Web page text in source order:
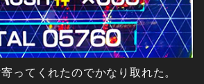
ってくれたのでかなり取れた。